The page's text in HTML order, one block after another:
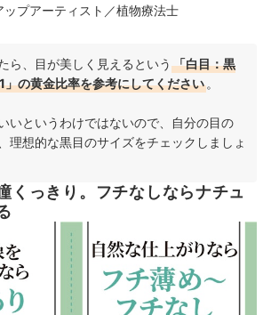
ップアーティスト／植物療法士
ら、目が美しく見えるという 「白目：黒
」の黄金比率を参考にしてください 。
いというわけではないので、自分の目の
理想的な黒目のサイズをチェックしましょ
くっきり。フチなしならナチュ